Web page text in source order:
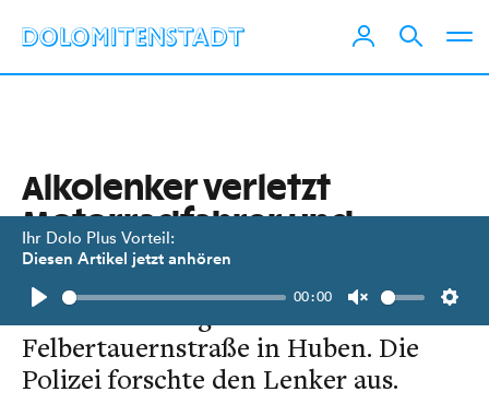
Ihr Dolo Plus Vorteil:
Diesen Artikel jetzt anhören
Play
00:00
Unmute
Alkolenker verletzt
Motorrad­fahrer und
begeht Fahrerflucht
Der Unfall ereignete sich auf der
Felbertauernstraße in Huben. Die
Polizei forschte den Lenker aus.